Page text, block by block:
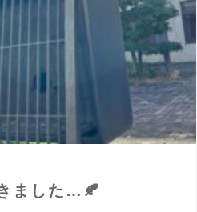
ました…🍂